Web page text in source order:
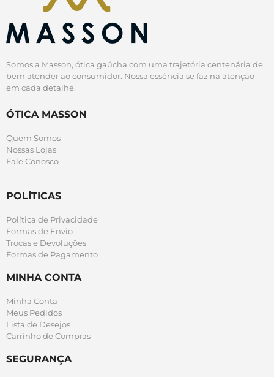
Somos a Masson, ótica gaúcha com uma trajetória centenária de
bem atender ao consumidor. Nossa essência se faz na atenção
em cada detalhe.
ÓTICA MASSON
Quem Somos
Nossas Lojas
Fale Conosco
POLÍTICAS
Política de Privacidade
Formas de Envio
Trocas e Devoluções
Formas de Pagamento
MINHA CONTA
Minha Conta
Meus Pedidos
Lista de Desejos
Carrinho de Compras
SEGURANÇA